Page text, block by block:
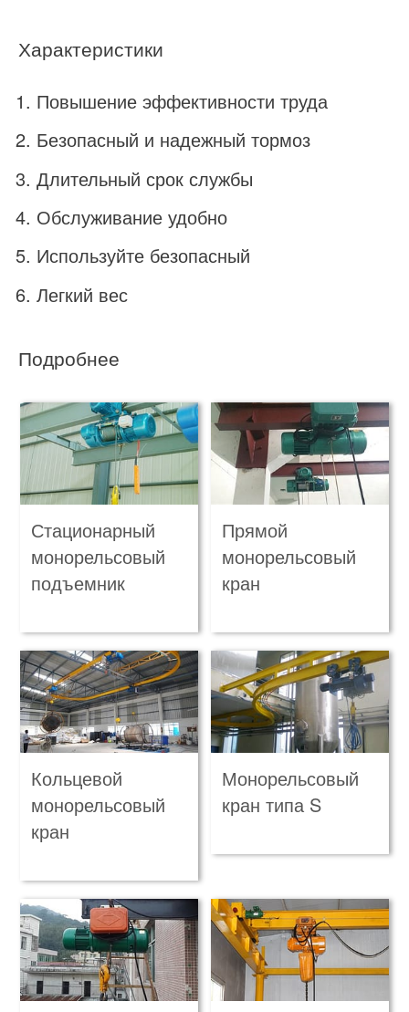
Характеристики
Повышение эффективности труда
Безопасный и надежный тормоз
Длительный срок службы
Обслуживание удобно
Используйте безопасный
Легкий вес
Подробнее
Стационарный
монорельсовый
подъемник
Прямой
монорельсовый
кран
Кольцевой
монорельсовый
кран
Монорельсовый
кран типа S